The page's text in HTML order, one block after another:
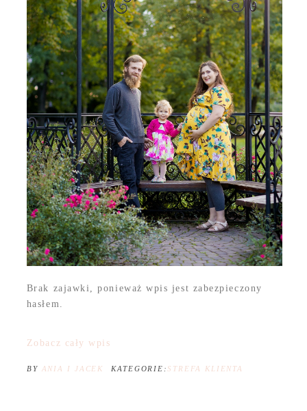
Brak zajawki, ponieważ wpis jest zabezpieczony
hasłem.
Zobacz cały wpis
BY ANIA I JACEK KATEGORIE: STREFA KLIENTA